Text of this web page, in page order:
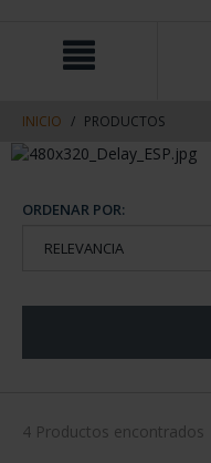
navegacin
INICIO PRODUCTOS